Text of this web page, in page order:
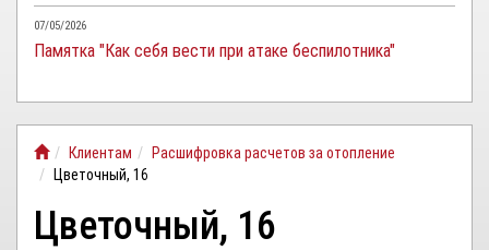
КЛИЕНТАМ
КАБИНЕТ
07/05/2026
Памятка "Как себя вести при атаке беспилотника"
Клиентам
Расшифровка расчетов за отопление
Цветочный, 16
Цветочный, 16